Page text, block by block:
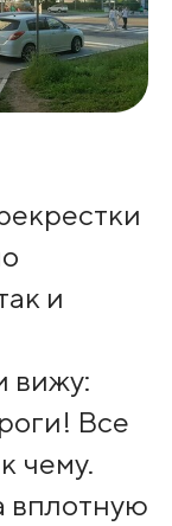
и
вижу:
Все
чему.
вплотную